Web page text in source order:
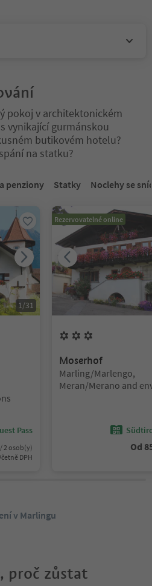
pokoj v architektonickém
vynikající gurmánskou
butikovém hotelu?
na statku?
posuvníku. Vyberte kartu pro
penziony Statky Noclehy se
1 /31
Pass
2 osob(y)
DPH
Rezervovatelné online
Moserhof
Lokalita:
Marling/Marlengo,
Meran/Merano and
Od
v Marlingu
proč zůstat